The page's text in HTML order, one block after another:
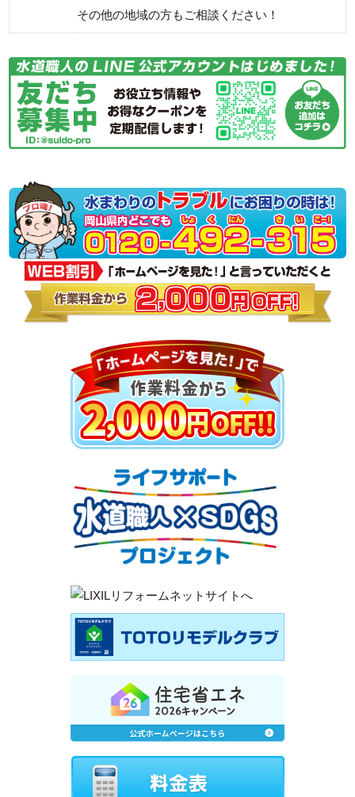
その他の地域の方もご相談ください！